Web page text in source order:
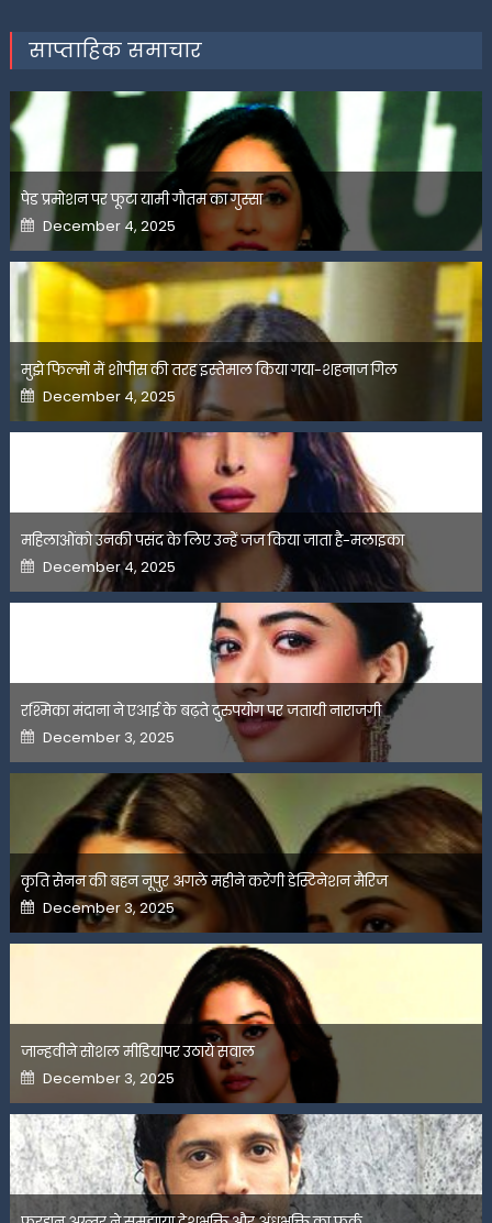
साप्ताहिक समाचार
पेड प्रमोशन पर फूटा यामी गौतम का गुस्सा
Posted
on
December 4, 2025
मुझे फिल्मों में शोपीस की तरह इस्तेमाल किया गया-शहनाज गिल
Posted
on
December 4, 2025
महिलाओंको उनकी पसंद के लिए उन्हें जज किया जाता है-मलाइका
Posted
on
December 4, 2025
रश्मिका मंदाना ने एआई के बढ़ते दुरुपयोग पर जतायी नाराजगी
Posted
on
December 3, 2025
कृति सेनन की बहन नूपुर अगले महीने करेंगी डेस्टिनेशन मैरिज
Posted
on
December 3, 2025
जान्हवीने सोशल मीडियापर उठाये सवाल
Posted
on
December 3, 2025